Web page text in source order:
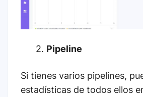
2. Pipeline
Si tienes varios pipelines,
estadísticas de todos ellos